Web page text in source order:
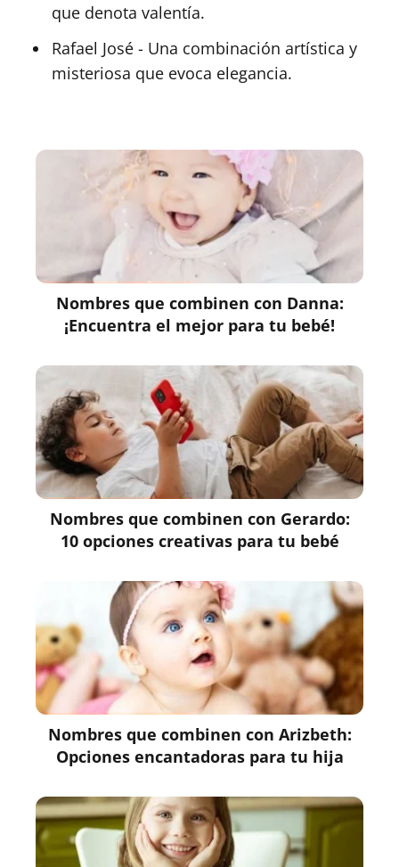
que denota valentía.
Rafael José - Una combinación artística y
misteriosa que evoca elegancia.
Nombres que combinen con Danna:
¡Encuentra el mejor para tu bebé!
Nombres que combinen con Gerardo:
10 opciones creativas para tu bebé
Nombres que combinen con Arizbeth:
Opciones encantadoras para tu hija